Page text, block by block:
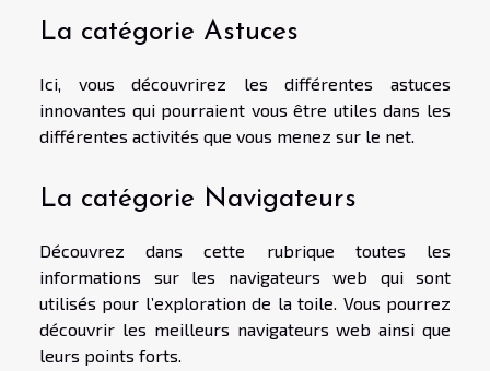
La catégorie Astuces
Ici, vous découvrirez les différentes astuces
innovantes qui pourraient vous être utiles dans les
différentes activités que vous menez sur le net.
La catégorie Navigateurs
Découvrez dans cette rubrique toutes les
informations sur les navigateurs web qui sont
utilisés pour l’exploration de la toile. Vous pourrez
découvrir les meilleurs navigateurs web ainsi que
leurs points forts.